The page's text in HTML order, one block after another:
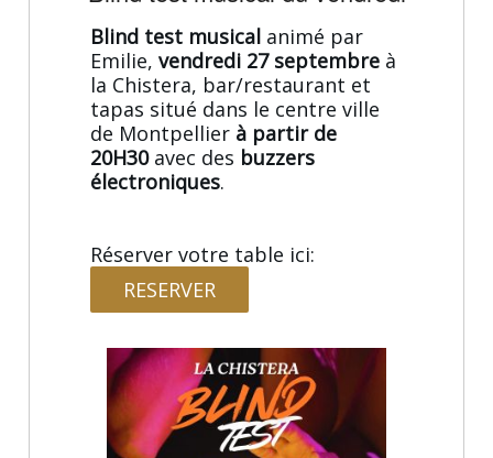
Blind test musical animé par
Emilie, vendredi 27 septembre à
la Chistera, bar/restaurant et
tapas situé dans le centre ville
de Montpellier à partir de
20H30avec des buzzers
électroniques.
Réserver votre table ici:
RESERVER